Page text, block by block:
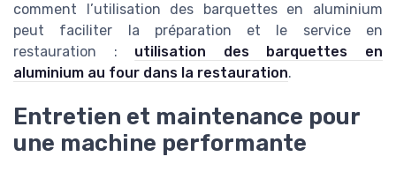
comment l’utilisation des barquettes en aluminium
peut faciliter la préparation et le service en
restauration : utilisation des barquettes en
aluminium au four dans la restauration.
Entretien et maintenance pour
une machine performante